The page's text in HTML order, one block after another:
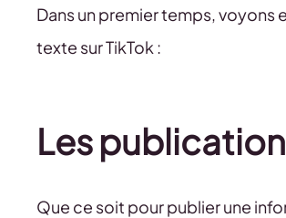
Dans un premier temps,
texte sur TikTok :
Les
Que ce soit pour publier une